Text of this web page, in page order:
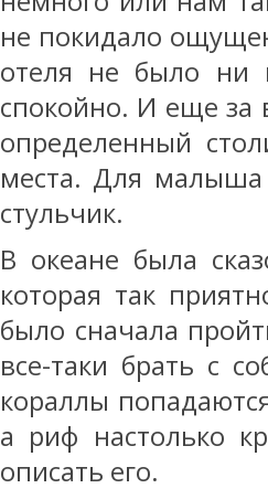
не покидало
отеля не было ни
спокойно. И еще за
определенный
места. Для малыша
стульчик.
В океане была
которая так
было сначала
все-таки брать с
кораллы
а риф настолько
описать его.